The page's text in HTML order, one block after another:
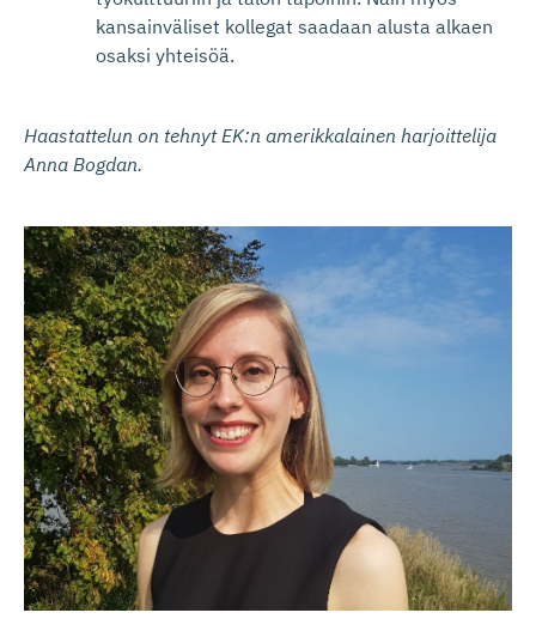
kansainväliset kollegat saadaan alusta alkaen
osaksi yhteisöä.
Haastattelun on tehnyt EK:n amerikkalainen harjoittelija
Anna Bogdan.